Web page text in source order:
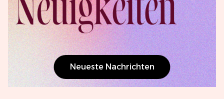
Neueste Nachrichten